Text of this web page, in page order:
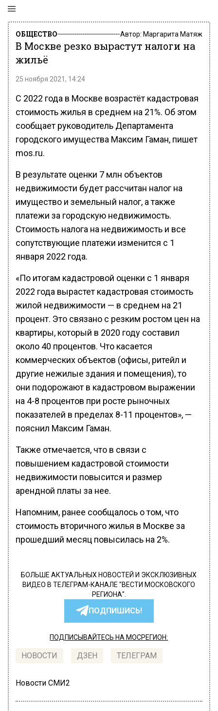
ОБЩЕСТВО Автор: Маргарита Матяж
В Москве резко вырастут налоги на
жильё
25 ноября 2021, 14:24
С 2022 года в Москве возрастёт кадастровая
стоимость жилья в среднем на 21%. Об этом
сообщает руководитель Департамента
городского имущества Максим Гаман, пишет
mos.ru.
В результате оценки 7 млн объектов
недвижимости будет рассчитан налог на
имущество и земельный налог, а также
платежи за городскую недвижимость.
Стоимость налога на недвижимость и все
сопутствующие платежи изменится с 1
января 2022 года.
«По итогам кадастровой оценки с 1 января
2022 года вырастет кадастровая стоимость
жилой недвижимости — в среднем на 21
процент. Это связано с резким ростом цен на
квартиры, который в 2020 году составил
около 40 процентов. Что касается
коммерческих объектов (офисы, ритейл и
другие нежилые здания и помещения), то
они подорожают в кадастровом выражении
на 4-8 процентов при росте рыночных
показателей в пределах 8-11 процентов», —
пояснил Максим Гаман.
Также отмечается, что в связи с
повышением кадастровой стоимости
недвижимости повысится и размер
арендной платы за нее.
Напомним, ранее сообщалось о том, что
стоимость вторичного жилья в Москве за
прошедший месяц повысилась на 2%.
БОЛЬШЕ АКТУАЛЬНЫХ НОВОСТЕЙ И ЭКСКЛЮЗИВНЫХ
ВИДЕО В ТЕЛЕГРАМ-КАНАЛЕ "ВЕСТИ МОСКОВСКОГО
РЕГИОНА".
ПОДПИШИСЬ!
ПОДПИСЫВАЙТЕСЬ НА МОСРЕГИОН:
НОВОСТИ ДЗЕН ТЕЛЕГРАМ
Новости СМИ2